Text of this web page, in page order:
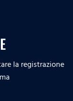
la registrazione